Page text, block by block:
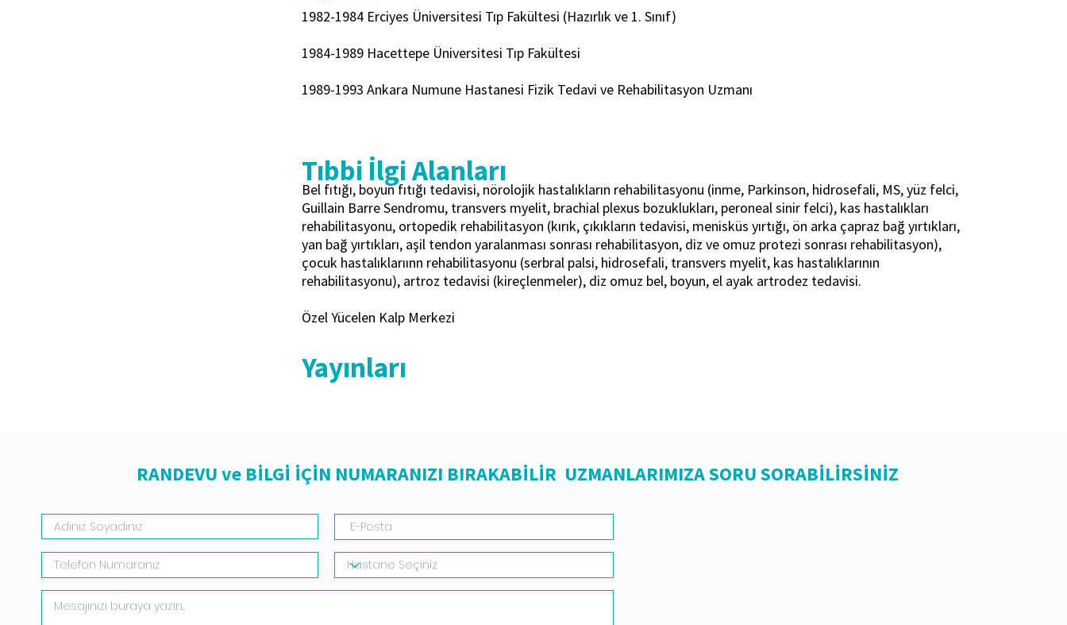
1982-1984 Erciyes Üniversitesi Tıp Fakültesi (Hazırlık ve 1. Sınıf)
1984-1989 Hacettepe Üniversitesi Tıp Fakültesi
1989-1993 Ankara Numune Hastanesi Fizik Tedavi ve Rehabilitasyon Uzmanı
Tıbbi İlgi Alanları
Bel fıtığı, boyun fıtığı tedavisi, nörolojik hastalıkların rehabilitasyonu (inme, Parkinson, hidrosefali, MS, yüz felci,
Guillain Barre Sendromu, transvers myelit, brachial plexus bozuklukları, peroneal sinir felci), kas hastalıkları
rehabilitasyonu, ortopedik rehabilitasyon (kırık, çıkıkların tedavisi, menisküs yırtığı, ön arka çapraz bağ yırtıkları,
yan bağ yırtıkları, aşil tendon yaralanması sonrası rehabilitasyon, diz ve omuz protezi sonrası rehabilitasyon),
çocuk hastalıklarıınn rehabilitasyonu (serbral palsi, hidrosefali, transvers myelit, kas hastalıklarının
rehabilitasyonu), artroz tedavisi (kireçlenmeler), diz omuz bel, boyun, el ayak artrodez tedavisi.
Özel Yücelen Kalp Merkezi
Yayınları
RANDEVU ve BİLGİ İÇİN NUMARANIZI BIRAKABİLİR UZMANLARIMIZA SORU SORABİLİRSİNİZ